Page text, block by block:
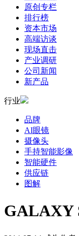
原创专栏
排行榜
资本市场
高端访谈
现场直击
产业调研
公司新闻
新产品
行业
品牌
AI眼镜
摄像头
手持智能影像
智能硬件
供应链
图解
GALAXY